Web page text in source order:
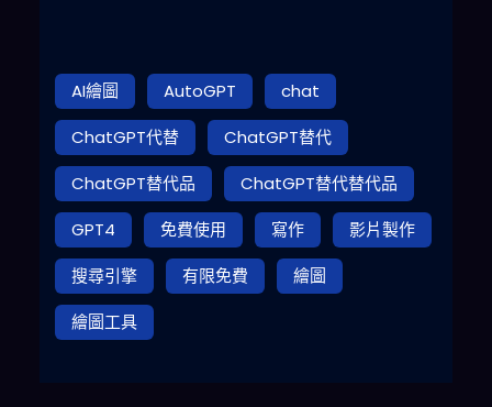
AI繪圖 AutoGPT
chat
ChatGPT代替
ChatGPT替代
ChatGPT替代品
ChatGPT替代替代品
GPT4
免費使用 寫作
影片製作
搜尋引擎
有限免費
繪圖
繪圖工具